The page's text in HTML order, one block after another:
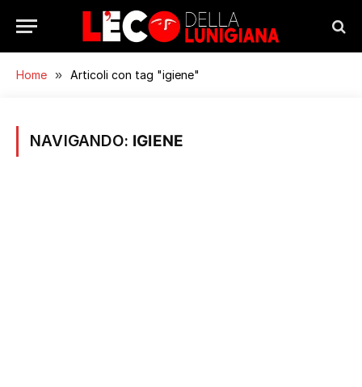
Home » Articoli con tag "igiene"
NAVIGANDO: IGIENE